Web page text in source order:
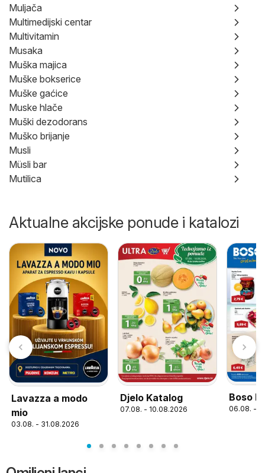
Muljača
Multimedijski centar
Multivitamin
Musaka
Muška majica
Muške bokserice
Muške gaćice
Muske hlače
Muški dezodorans
Muško brijanje
Musli
Müsli bar
Mutilica
Aktualne akcijske ponude i katalozi
Lavazza a modo
mio
03.08. - 31.08.2026
Djelo Katalog
07.08. - 10.08.2026
Boso
06.08. -